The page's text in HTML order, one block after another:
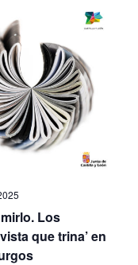
Los
que trina’ en